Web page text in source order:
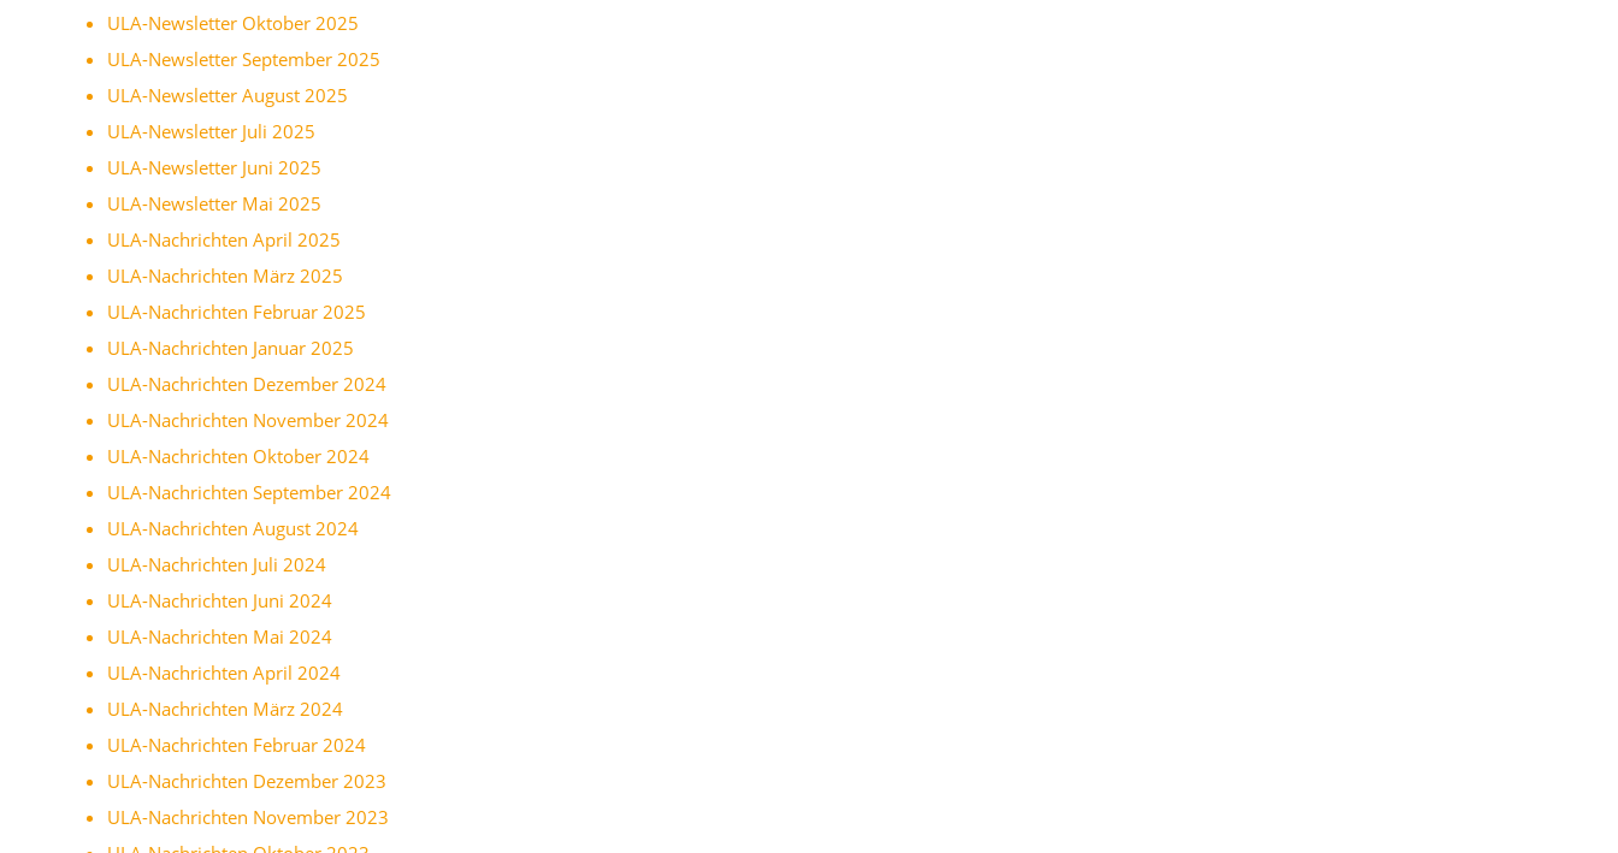
ULA-Newsletter Oktober 2025
ULA-Newsletter September 2025
ULA-Newsletter August 2025
ULA-Newsletter Juli 2025
ULA-Newsletter Juni 2025
ULA-Newsletter Mai 2025
ULA-Nachrichten April 2025
ULA-Nachrichten März 2025
ULA-Nachrichten Februar 2025
ULA-Nachrichten Januar 2025
ULA-Nachrichten Dezember 2024
ULA-Nachrichten November 2024
ULA-Nachrichten Oktober 2024
ULA-Nachrichten September 2024
ULA-Nachrichten August 2024
ULA-Nachrichten Juli 2024
ULA-Nachrichten Juni 2024
ULA-Nachrichten Mai 2024
ULA-Nachrichten April 2024
ULA-Nachrichten März 2024
ULA-Nachrichten Februar 2024
ULA-Nachrichten Dezember 2023
ULA-Nachrichten November 2023